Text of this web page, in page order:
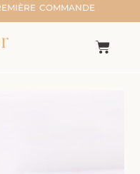
COMMANDE